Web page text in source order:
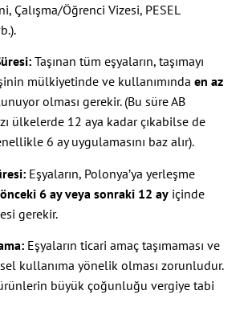
Çalışma/Öğrenci Vizesi, PESEL
Taşınan tüm eşyaların, taşımayı
mülkiyetinde ve kullanımında en az
olması gerekir. (Bu süre AB
ülkelerde 12 aya kadar çıkabilse de
6 ay uygulamasını baz alır).
Eşyaların, Polonya’ya yerleşme
önceki 6 ay veya sonraki 12 ay içinde
gerekir.
Eşyaların ticari amaç taşımaması ve
kullanıma yönelik olması zorunludur.
ürünlerin büyük çoğunluğu vergiye tabi